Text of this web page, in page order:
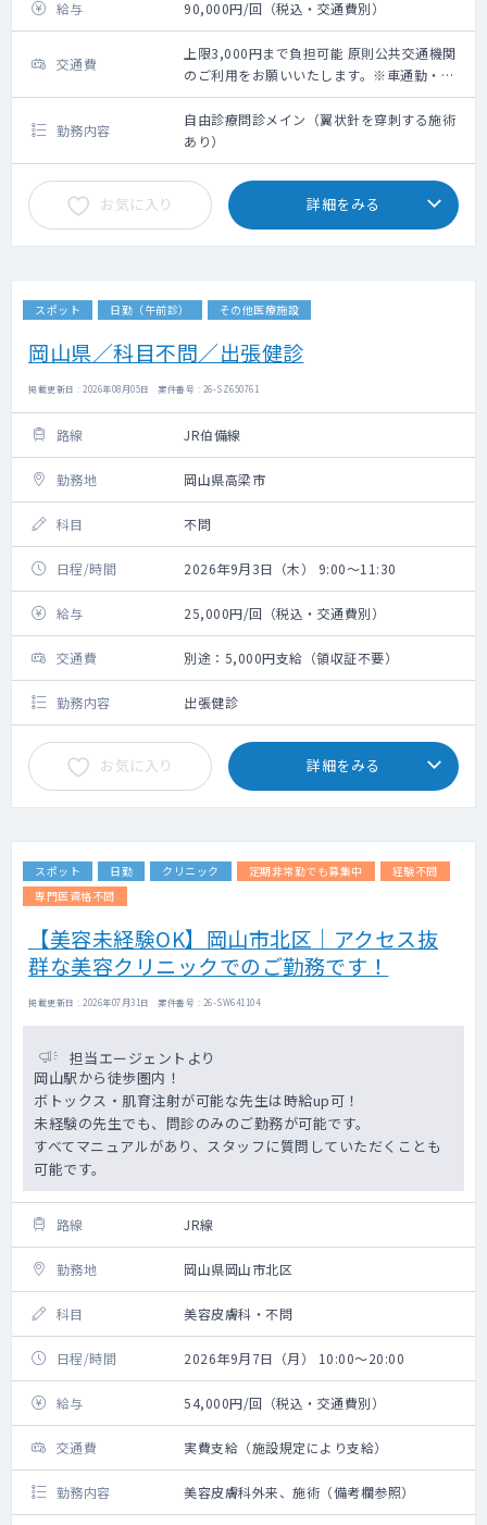
給与 90,000円/回（税込・交通費別）
交通費
上限3,000円まで負担可能 原則公共交通機関
のご利用をお願いいたします。※車通勤・タ
クシー利用要相談
勤務内容
自由診療問診メイン（翼状針を穿刺する施術
あり）
お気に入り 詳細をみる
スポット 日勤（午前診） その他医療施設
岡山県／科目不問／出張健診
掲載更新日 : 2026年08月05日 案件番号 : 26-SZ650761
路線 JR伯備線
勤務地 岡山県高梁市
科目 不問
日程/時間 2026年9月3日（木） 9:00～11:30
給与 25,000円/回（税込・交通費別）
交通費 別途：5,000円支給（領収証不要）
勤務内容 出張健診
お気に入り 詳細をみる
スポット 日勤 クリニック 定期非常勤でも募集中
経験不問
専門医資格不問
【美容未経験OK】岡山市北区｜アクセス抜
群な美容クリニックでのご勤務です！
掲載更新日 : 2026年07月31日 案件番号 : 26-SW641104
担当エージェントより
岡山駅から徒歩圏内！
ボトックス・肌育注射が可能な先生は時給up可！
未経験の先生でも、問診のみのご勤務が可能です。
すべてマニュアルがあり、スタッフに質問していただくことも
可能です。
路線 JR線
勤務地 岡山県岡山市北区
科目 美容皮膚科・不問
日程/時間 2026年9月7日（月） 10:00～20:00
給与 54,000円/回（税込・交通費別）
交通費 実費支給（施設規定により支給）
勤務内容 美容皮膚科外来、施術（備考欄参照）